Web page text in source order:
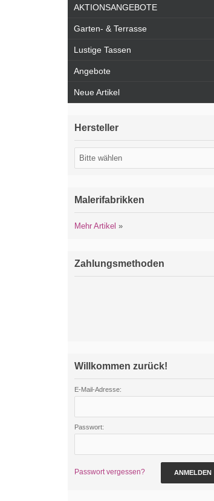
AKTIONSANGEBOTE
Garten- & Terrasse
Lustige Tassen
Angebote
Neue Artikel
Hersteller
Malerifabrikken
Mehr Artikel »
Zahlungsmethoden
Willkommen zurück!
E-Mail-Adresse:
Passwort:
Passwort vergessen? ANMELDEN